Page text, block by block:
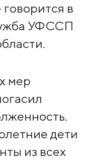
в
УФССП
мер
дети
из всех